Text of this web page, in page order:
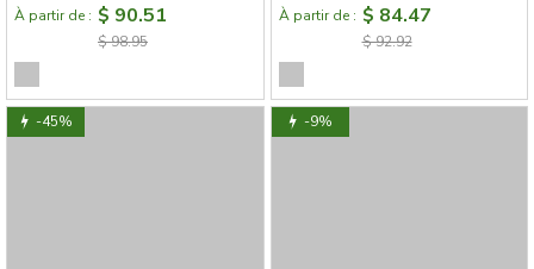
À partir de : $ 90.51
$ 98.95
À partir de : $ 84.47
$ 92.92
-45% -9%